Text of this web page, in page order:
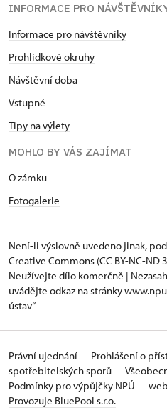
INFORMACE PRO
Informace pro návštěvníky
Prohlídkové okruhy
Návštěvní doba
Vstupné
Tipy na výlety
MOHLO BY VÁS ZAJÍMAT
O zámku
Fotogalerie
Není-li výslovně uvedeno jinak,
Creative Commons (CC BY-NC-ND
Neužívejte dílo komerčně |
uvádějte odkaz na stránky
ústav“
Právní ujednání Prohlášení o
spotřebitelských sporů
Podmínky pro výpůjčky NPÚ
Provozuje BluePool s.r.o.